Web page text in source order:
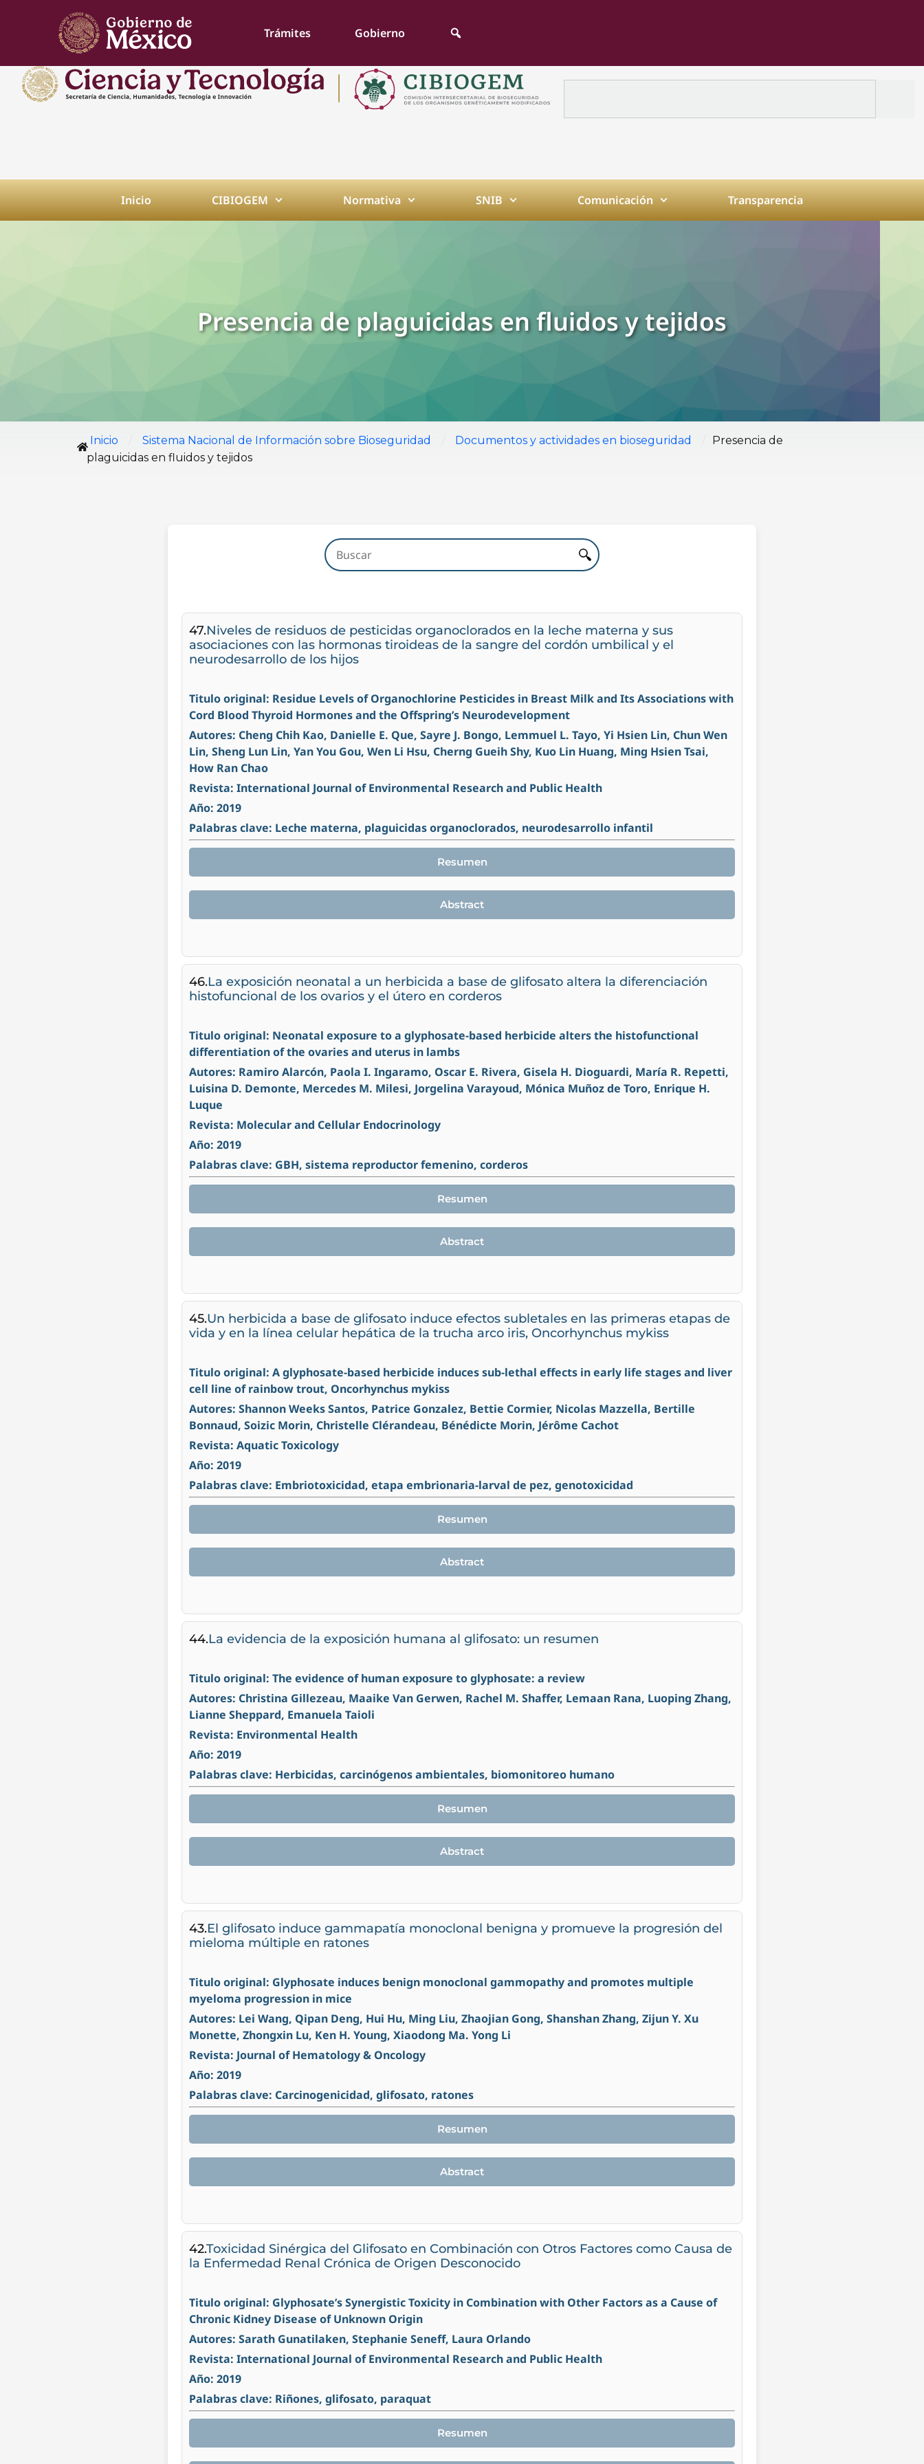
Trámites Gobierno
Inicio CIBIOGEM Normativa SNIB Comunicación Transparencia
Presencia de plaguicidas en fluidos y tejidos
Inicio Sistema Nacional de Información sobre Bioseguridad Documentos y actividades en bioseguridad
Presencia de
plaguicidas en fluidos y tejidos
47.Niveles de residuos de pesticidas organoclorados en la leche materna y sus
asociaciones con las hormonas tiroideas de la sangre del cordón umbilical y el
neurodesarrollo de los hijos
Titulo original: Residue Levels of Organochlorine Pesticides in Breast Milk and Its Associations with
Cord Blood Thyroid Hormones and the Offspring’s Neurodevelopment
Autores: Cheng Chih Kao, Danielle E. Que, Sayre J. Bongo, Lemmuel L. Tayo, Yi Hsien Lin, Chun Wen
Lin, Sheng Lun Lin, Yan You Gou, Wen Li Hsu, Cherng Gueih Shy, Kuo Lin Huang, Ming Hsien Tsai,
How Ran Chao
Revista: International Journal of Environmental Research and Public Health
Año: 2019
Palabras clave: Leche materna, plaguicidas organoclorados, neurodesarrollo infantil
Resumen
Abstract
46.La exposición neonatal a un herbicida a base de glifosato altera la diferenciación
histofuncional de los ovarios y el útero en corderos
Titulo original: Neonatal exposure to a glyphosate-based herbicide alters the histofunctional
differentiation of the ovaries and uterus in lambs
Autores: Ramiro Alarcón, Paola I. Ingaramo, Oscar E. Rivera, Gisela H. Dioguardi, María R. Repetti,
Luisina D. Demonte, Mercedes M. Milesi, Jorgelina Varayoud, Mónica Muñoz de Toro, Enrique H.
Luque
Revista: Molecular and Cellular Endocrinology
Año: 2019
Palabras clave: GBH, sistema reproductor femenino, corderos
Resumen
Abstract
45.Un herbicida a base de glifosato induce efectos subletales en las primeras etapas de
vida y en la línea celular hepática de la trucha arco iris, Oncorhynchus mykiss
Titulo original: A glyphosate-based herbicide induces sub-lethal effects in early life stages and liver
cell line of rainbow trout, Oncorhynchus mykiss
Autores: Shannon Weeks Santos, Patrice Gonzalez, Bettie Cormier, Nicolas Mazzella, Bertille
Bonnaud, Soizic Morin, Christelle Clérandeau, Bénédicte Morin, Jérôme Cachot
Revista: Aquatic Toxicology
Año: 2019
Palabras clave: Embriotoxicidad, etapa embrionaria-larval de pez, genotoxicidad
Resumen
Abstract
44.La evidencia de la exposición humana al glifosato: un resumen
Titulo original: The evidence of human exposure to glyphosate: a review
Autores: Christina Gillezeau, Maaike Van Gerwen, Rachel M. Shaffer, Lemaan Rana, Luoping Zhang,
Lianne Sheppard, Emanuela Taioli
Revista: Environmental Health
Año: 2019
Palabras clave: Herbicidas, carcinógenos ambientales, biomonitoreo humano
Resumen
Abstract
43.El glifosato induce gammapatía monoclonal benigna y promueve la progresión del
mieloma múltiple en ratones
Titulo original: Glyphosate induces benign monoclonal gammopathy and promotes multiple
myeloma progression in mice
Autores: Lei Wang, Qipan Deng, Hui Hu, Ming Liu, Zhaojian Gong, Shanshan Zhang, Zijun Y. Xu
Monette, Zhongxin Lu, Ken H. Young, Xiaodong Ma. Yong Li
Revista: Journal of Hematology & Oncology
Año: 2019
Palabras clave: Carcinogenicidad, glifosato, ratones
Resumen
Abstract
42.Toxicidad Sinérgica del Glifosato en Combinación con Otros Factores como Causa de
la Enfermedad Renal Crónica de Origen Desconocido
Titulo original: Glyphosate’s Synergistic Toxicity in Combination with Other Factors as a Cause of
Chronic Kidney Disease of Unknown Origin
Autores: Sarath Gunatilaken, Stephanie Seneff, Laura Orlando
Revista: International Journal of Environmental Research and Public Health
Año: 2019
Palabras clave: Riñones, glifosato, paraquat
Resumen